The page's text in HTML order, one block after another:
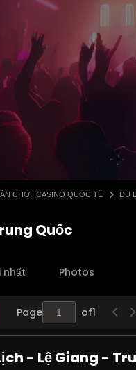
CHƠI, CASINO QUỐC TẾ DU
Quốc
nhất Photos
Page of1
- Lệ Giang -